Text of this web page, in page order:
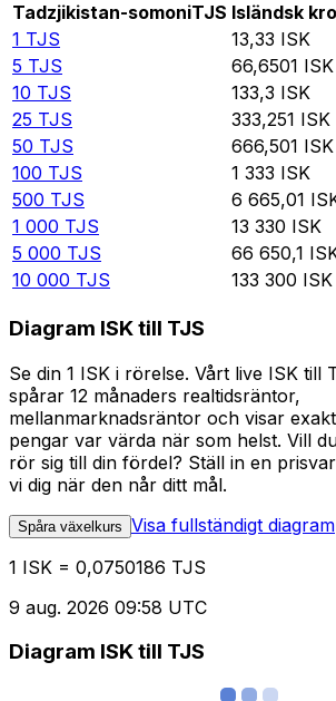
Tadzjikistan-somoniTJS Isländsk
1 TJS 13,33 ISK
5 TJS 66,6501 ISK
10 TJS 133,3 ISK
25 TJS 333,251 ISK
50 TJS 666,501 ISK
100 TJS 1 333 ISK
500 TJS 6 665,01
1 000 TJS 13 330 ISK
5 000 TJS 66 650,1
10 000 TJS 133 300 ISK
Diagram ISK till TJS
Se din 1 ISK i rörelse. Vårt live ISK till
spårar 12 månaders realtidsräntor,
mellanmarknadsräntor och visar
pengar var värda när som helst. Vill
rör sig till din fördel? Ställ in en
vi dig när den når ditt mål.
Spåra växelkurs Visa fullständigt diagram
1 ISK = 0,0750186 TJS
9 aug. 2026 09:58 UTC
Diagram ISK till TJS